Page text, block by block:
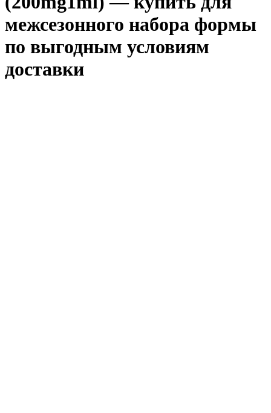
межсезонного набора формы
по выгодным условиям
доставки